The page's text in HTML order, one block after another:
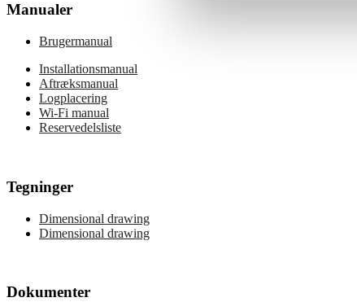
Manualer
Brugermanual
Installationsmanual
Aftræksmanual
Logplacering
Wi-Fi manual
Reservedelsliste
Tegninger
Dimensional drawing
Dimensional drawing
Dokumenter